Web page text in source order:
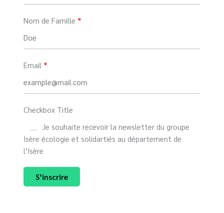
Nom de Famille
Email
Checkbox Title
Je souhaite recevoir la newsletter du groupe
Isère écologie et solidartiés au département de
l’Isère
S’inscrire